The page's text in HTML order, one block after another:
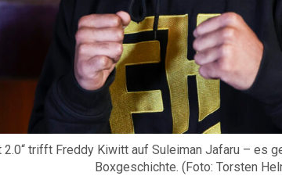
2.0“ trifft Freddy Kiwitt auf Suleiman Jafaru – es
Boxgeschichte. (Foto: Torsten